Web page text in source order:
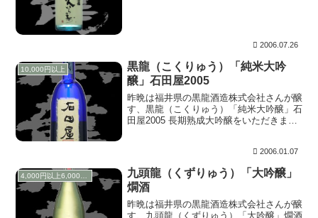
2006.07.26
10,000円以上
黒龍（こくりゅう）「純米大吟
醸」石田屋2005
昨晩は福井県の黒龍酒造株式会社さんが醸
す、黒龍（こくりゅう）「純米大吟醸」石
田屋2005 長期熟成大吟醸をいただきまし
ん。通常は飲みごろになるまで熟成されて
か...
2006.01.07
九頭龍（くずりゅう）「大吟醸」
燗酒
昨晩は福井県の黒龍酒造株式会社さんが醸
す、九頭龍（くずりゅう）「大吟醸」燗酒